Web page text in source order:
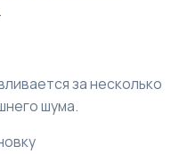
за несколько
шума.